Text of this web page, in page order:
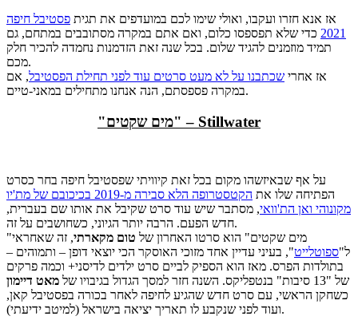
אז אנא חזרו ועקבו, ואולי שימו לכם במועדפים את תגית פסטיבל חיפה
2021 כדי שלא תפספסו כלום, ואם אתם במקרה מסתובבים במתחם, גם
תמיד מוזמנים להגיד שלום. בכל שנה זאת הזדמנות נחמדה להכיר חלק
מכם.
אז אחרי שכתבנו על לא מעט סרטים עוד לפני תחילת הפסטיבל, אם
במקרה פספסתם, הנה אנחנו מתחילים במאני-טיים.
"מים שקטים" – Stillwater
על אף שבאיזשהו מקום בכל זאת קיוויתי שפסטיבל חיפה בחר כסרט
הפתיחה שלו את
הקטסטרופה הלא סבירה מ-2019 בכיכובם של מת'יו
מקונוהי ואן הת'וואי, מסתבר שיש עוד סרט שקיבל את אותו שם בעברית,
חדש הפעם. הרבה יותר הגיוני, כשחושבים על זה.
"מים שקטים" הוא סרטו האחרון של טום מקארתי, זה שאחראי
ל"ספוטלייט", בעיני עדיין אחד מזוכי האוסקר הכי יוצאי דופן – ותמוהים –
בתולדות הפרס. מאז הוא הספיק לביים סרט ילדים לדיסני+ וכמה פרקים
של "13 סיבות" בנטפליקס. השנה חזר למסך הגדול בגיבויו של
מאט דיימון
כשחקן הראשי, עם סרט חדש שהגיע לחיפה לאחר בכורה בפסטיבל קאן,
ועוד לפני שנקבע לו תאריך יציאה בישראל (למיטב ידיעתי).